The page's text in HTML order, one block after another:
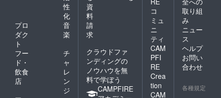
性
化
プロ
ダク
ト
音
楽
フー
ド・
飲食
店
チ
ャ
レ
ン
ジ
資
料
請
求
クラウドファ
ンディングの
ノウハウを無
料で学ぼう
CAMPFIRE
コ
ミュ
ニ
ティ
CAM
PFI
RE
Crea
tion
CAM
取り組
み
ニュー
ス
ヘルプ
お問い
合わせ
各種規定